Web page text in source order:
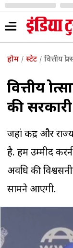
होम स्टेट वित्तीय
वित्तीय
की
जहां केंद्र और
है. हमें उम्मीद
अवधि की
सामने आएगी.